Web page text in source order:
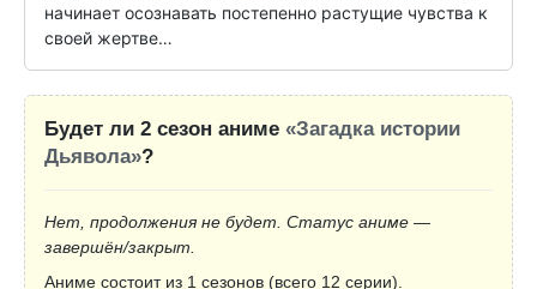
начинает осознавать постепенно растущие чувства к
своей жертве…
Будет ли 2 сезон аниме «Загадка истории
Дьявола»?
Нет, продолжения не будет. Статус аниме —
завершён/закрыт.
Аниме состоит из 1 сезонов (всего 12 серии).